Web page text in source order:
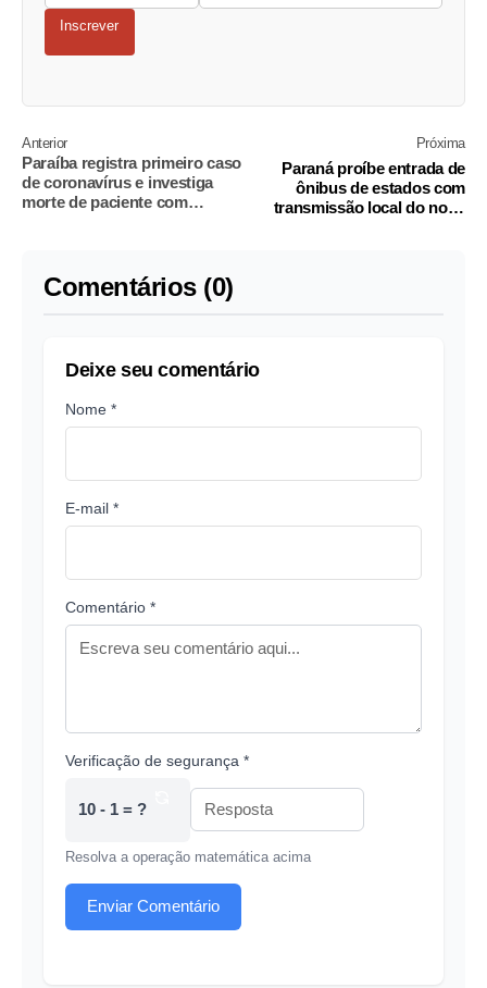
Inscrever
Anterior
Paraíba registra primeiro caso
de coronavírus e investiga
morte de paciente com
Próxima
Paraná proíbe entrada de
ônibus de estados com
transmissão local do novo
Comentários (0)
Deixe seu comentário
Nome *
E-mail *
Comentário *
Verificação de segurança *
10 - 1 = ?
Resolva a operação matemática acima
Enviar Comentário